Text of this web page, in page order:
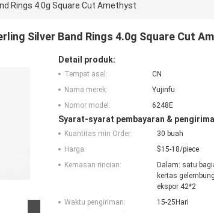
Rings 4.0g Square Cut Amethyst
Silver Band Rings 4.0g Square Cut
Detail produk:
Tempat asal:
CN
Nama merek:
Yujinfu
Nomor model:
6248E
Syarat-syarat pembayaran &
Kuantitas min Order:
30 buah
Harga:
$15-18/piece
Kemasan rincian:
Dalam: satu
kertas
ekspor 42*2
Waktu pengiriman:
15-25Hari